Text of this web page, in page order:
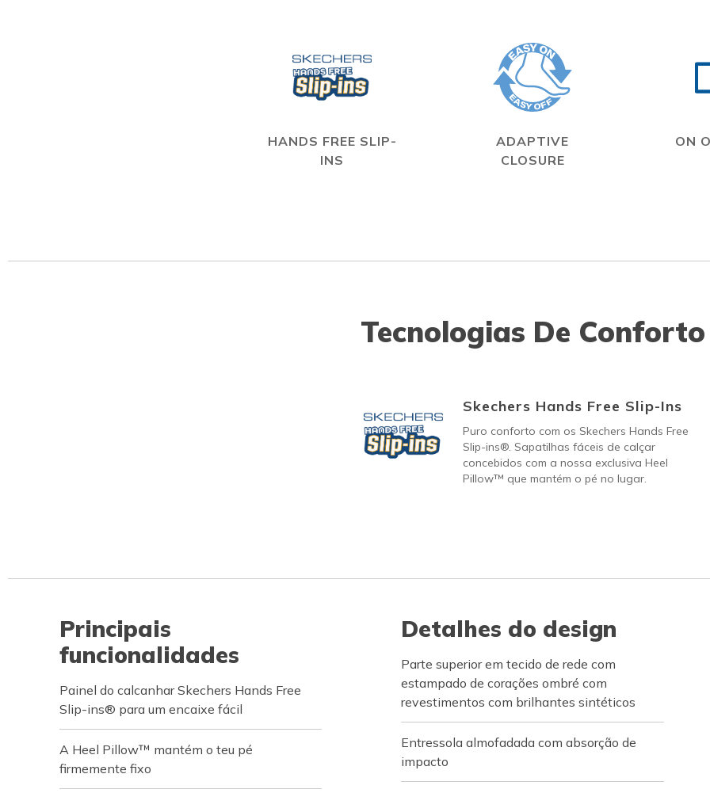
HANDS FREE SLIP-
INS
ADAPTIVE
CLOSURE
ON
Tecnologias De Conforto
Skechers Hands Free Slip-Ins
Puro conforto com os Skechers Hands Free
Slip-ins®. Sapatilhas fáceis de calçar
concebidos com a nossa exclusiva Heel
Pillow™ que mantém o pé no lugar.
Principais
funcionalidades
Painel do calcanhar Skechers Hands Free
Slip-ins® para um encaixe fácil
A Heel Pillow™ mantém o teu pé
firmemente fixo
Detalhes do design
Parte superior em tecido de rede com
estampado de corações ombré com
revestimentos com brilhantes sintéticos
Entressola almofadada com absorção de
impacto